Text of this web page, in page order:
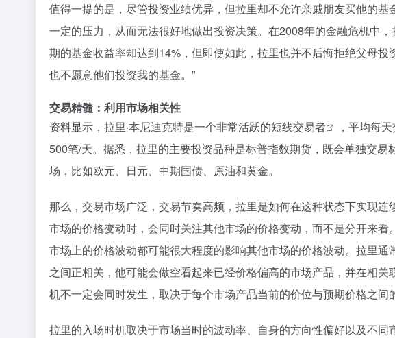
值得一提的是，尽管投资业绩优异，但拉里却不允许亲戚朋友买他的
一定的压力，从而无法很好地做出投资决策。在2008年的金融危机中
期的基金收益率却达到14%，但即使如此，拉里也并不后悔拒绝父母
也不愿意他们投资我的基金。”
交易精髓：利用市场相关性
资料显示，拉里·本尼迪克特是一个非常活跃的短线交易者
，平均每
500笔/天。据悉，拉里的主要投资品种是标普指数期货，既会单独交
场，比如欧元、日元、中期国债、原油和黄金。
那么，交易市场广泛，交易节奏高频，拉里是如何在这种状态下实现
市场的价格变动时，会同时关注其他市场的价格变动，而不是分开来看
市场上的价格波动都可能很大程度的影响其他市场的价格波动。拉里
之间正相关，他可能会做空看起来已经价格偏高的市场产品，并在相
机不一定会同时发生，取决于每个市场产品当前的价位与预期价格之间
拉里的入场时机取决于市场当时的波动率、自身的方向性偏好以及不